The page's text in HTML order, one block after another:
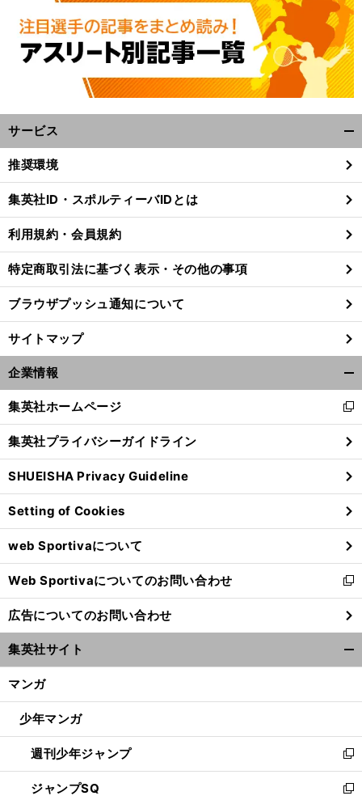
サービス
閉
る
推奨環境
集英社ID・スポルティーバIDとは
利用規約・会員規約
特定商取引法に基づく表示・その他の事項
ブラウザプッシュ通知について
サイトマップ
企業情報
閉
る
集英社ホームページ
新
し
い
ウ
ィ
ン
ド
ウ
で
開
く
集英社プライバシーガイドライン
SHUEISHA Privacy Guideline
Setting of Cookies
web Sportivaについて
Web Sportivaについてのお問い合わせ
新
し
い
ウ
ィ
ン
ウ
開
く
広告についてのお問い合わせ
集英社サイト
マンガ
少年マンガ
週刊少年ジャンプ
新
し
い
ジャンプSQ
新